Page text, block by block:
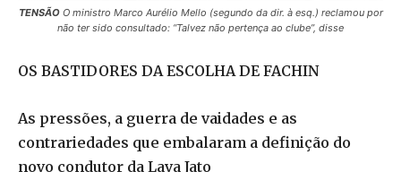
TENSÃOO ministro Marco Aurélio Mello (segundo da dir. à esq.) reclamou por
não ter sido consultado: “Talvez não pertença ao clube”, disse
OS BASTIDORES DA ESCOLHA DE FACHIN
As pressões, a guerra de vaidades e as
contrariedades que embalaram a definição do
novo condutor da Lava Jato